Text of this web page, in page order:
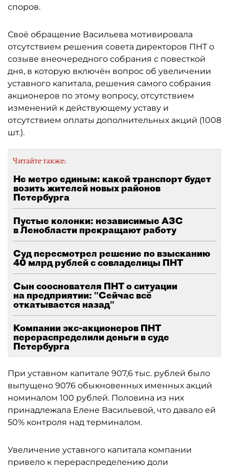
споров.
Своё обращение Васильева мотивировала
отсутствием решения совета директоров ПНТ о
созыве внеочередного собрания с повесткой
дня, в которую включён вопрос об увеличении
уставного капитала, решения самого собрания
акционеров по этому вопросу, отсутствием
изменений к действующему уставу и
отсутствием оплаты дополнительных акций (1008
шт.).
Читайте также:
Не метро единым: какой транспорт будет
возить жителей новых районов
Петербурга
Пустые колонки: независимые АЗС
в Ленобласти прекращают работу
Суд пересмотрел решение по взысканию
40 млрд рублей с совладелицы ПНТ
Сын сооснователя ПНТ о ситуации
на предприятии: "Сейчас всё
откатывается назад"
Компании экс-акционеров ПНТ
перераспределили деньги в суде
Петербурга
При уставном капитале 907,6 тыс. рублей было
выпущено 9076 обыкновенных именных акций
номиналом 100 рублей. Половина из них
принадлежала Елене Васильевой, что давало ей
50% контроля над терминалом.
Увеличение уставного капитала компании
привело к перераспределению доли